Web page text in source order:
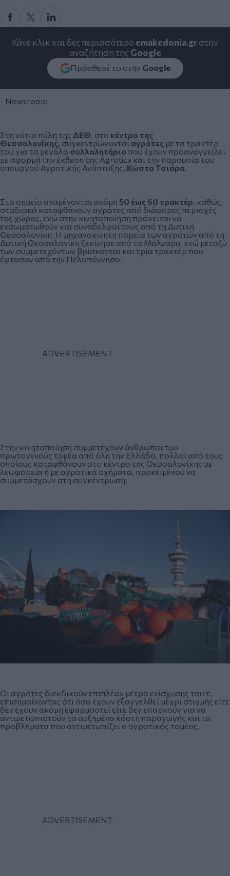
Κάνε κλικ και δες περισσότερο emakedonia.grστην
αναζήτηση της Google
Πρόσθεσέ το στην Google
- Newsroom
Στη νότια πύλη της ΔΕΘ, στο κέντρο της
Θεσσαλονίκης, συγκεντρώνονται αγρότες με τα τρακτέρ
του για το μεγάλο συλλαλητήριο που έχουν προαναγγείλει
με αφορμή την έκθεση της Agrotica και την παρουσία του
υπουργού Αγροτικής Ανάπτυξης, Κώστα Τσιάρα.
Στο σημείο αναμένονται ακόμη 50 έως 60 τρακτέρ, καθώς
σταδιακά καταφθάνουν αγρότες από διάφορες περιοχές
της χώρας, ενώ στην κινητοποίηση πρόκειται να
ενσωματωθούν και συνάδελφοί τους από τη Δυτική
Θεσσαλονίκη. Η μηχανοκίνητη πορεία των αγροτών από τη
Δυτική Θεσσαλονίκη ξεκίνησε από τα Μάλγαρα, ενώ μεταξύ
των συμμετεχόντων βρίσκονται και τρία τρακτέρ που
έφτασαν από την Πελοπόννησο.
Στην κινητοποίηση συμμετέχουν άνθρωποι του
πρωτογενούς τομέα από όλη την Ελλάδα, πολλοί από τους
οποίους καταφθάνουν στο κέντρο της Θεσσαλονίκης με
λεωφορεία ή με αγροτικά οχήματα, προκειμένου να
συμμετάσχουν στη συγκέντρωση.
Οι αγρότες διεκδικούν επιπλέον μέτρα ενίσχυσης του τ,
επισημαίνοντας ότι όσα έχουν εξαγγελθεί μέχρι στιγμής είτε
δεν έχουν ακόμη εφαρμοστεί είτε δεν επαρκούν για να
αντιμετωπιστούν τα αυξημένα κόστη παραγωγής και τα
προβλήματα που αντιμετωπίζει ο αγροτικός τομέας.